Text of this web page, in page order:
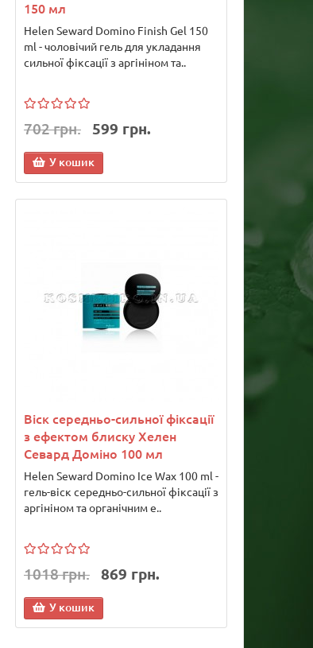
150 мл
Helen Seward Domino Finish Gel 150
ml - чоловічий гель для укладання
сильної фіксації з аргініном та..
702 грн. 599 грн.
У кошик
Віск середньо-сильної фіксації
з ефектом блиску Хелен
Севард Доміно 100 мл
Helen Seward Domino Ice Wax 100 ml -
гель-віск середньо-сильної фіксації з
аргініном та органічним е..
1018 грн. 869 грн.
У кошик